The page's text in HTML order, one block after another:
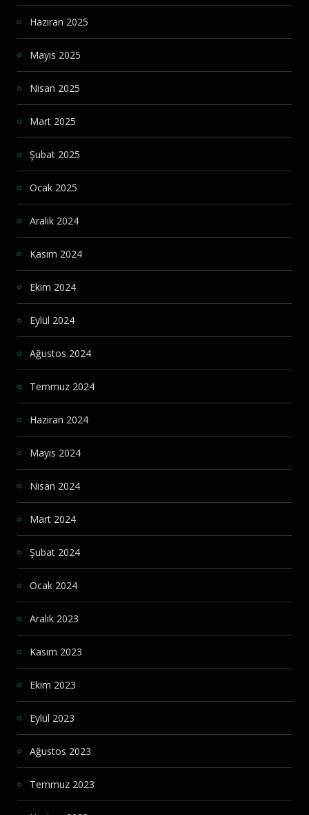
Haziran 2025
Mayıs 2025
Nisan 2025
Mart 2025
Şubat 2025
Ocak 2025
Aralık 2024
Kasım 2024
Ekim 2024
Eylül 2024
Ağustos 2024
Temmuz 2024
Haziran 2024
Mayıs 2024
Nisan 2024
Mart 2024
Şubat 2024
Ocak 2024
Aralık 2023
Kasım 2023
Ekim 2023
Eylül 2023
Ağustos 2023
Temmuz 2023